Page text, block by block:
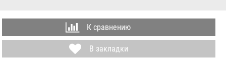
К сравнению
В закладки